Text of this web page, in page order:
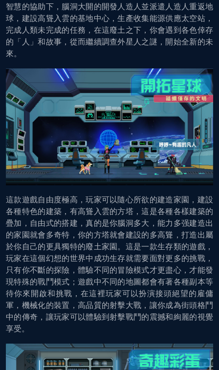
智慧的協助下，腦洞大開的開發人造人並派遣人造人重返地
球，建設高聳入雲的基地中心，生產收集能源供應太空站，
完成人類未完成的任務，在這廢土之下，你會遇到各色倖存
的「人」和故事，從而繼續調查外星人之謎，開始全新的未
來。
這款遊戲自由度極高，玩家可以隨心所欲的建造家園，建設
各種特色的建築，有高聳入雲的方塔，這是各種各樣建築的
疊加，自由式的搭建，真的是你腦洞多大，能力多强建造出
的家園就會多奇特，你的方塔就會建設的多高聳，打造出屬
於你自己的更具獨特的廢土家園。這是一款生存類的遊戲，
玩家在這個幻想的世界中成功生存就需要面對更多的挑戰，
只有你不斷的探險，體驗不同的冒險模式才更盡心，才能發
現特殊的戰鬥模式；遊戲中不同的地圖都會有著各種副本等
待你來開啟和挑戰，在這裡玩家可以扮演接頭絕望的雇傭
軍，機械化的裝置，高品質的射擊大戰，讓你成為街頭格鬥
中的傳奇，讓玩家可以體驗到射擊戰鬥的震撼和絢麗的視覺
享受。